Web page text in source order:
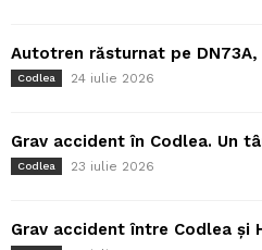
Autotren răsturnat pe DN73A,
Codlea 24 iulie 2026
Grav accident în Codlea. Un
Codlea 23 iulie 2026
Grav accident între Codlea și